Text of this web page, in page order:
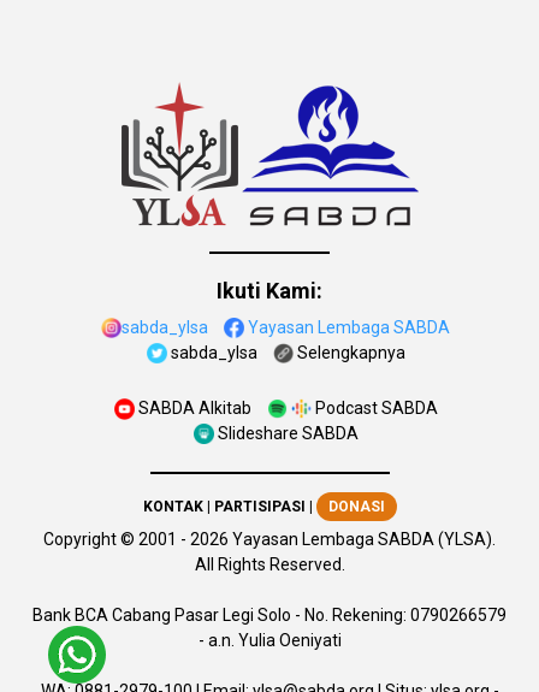
Ikuti Kami:
sabda_ylsa
Yayasan Lembaga SABDA
sabda_ylsa
Selengkapnya
SABDA Alkitab
Podcast SABDA
Slideshare SABDA
KONTAK| PARTISIPASI | DONASI
Copyright© 2001 - 2026 Yayasan Lembaga SABDA (YLSA).
All Rights Reserved.
Bank BCA Cabang Pasar Legi Solo - No. Rekening: 0790266579
- a.n. Yulia Oeniyati